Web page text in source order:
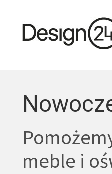
meble i